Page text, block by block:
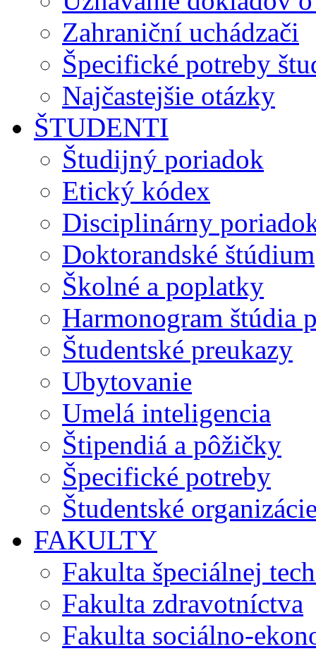
Zahraniční uchádzači
Špecifické potreby
Najčastejšie otázky
ŠTUDENTI
Študijný poriadok
Etický kódex
Disciplinárny
Doktorandské štúdium
Školné a poplatky
Harmonogram štúdia
Študentské preukazy
Ubytovanie
Umelá inteligencia
Štipendiá a pôžičky
Špecifické potreby
Študentské
FAKULTY
Fakulta špeciálnej
Fakulta zdravotníctva
Fakulta sociálno-